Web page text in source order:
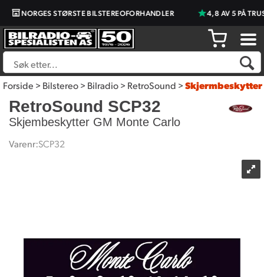
NORGES STØRSTE BILSTEREOFORHANDLER 4,8 AV 5 PÅ
Forside>Bilstereo>Bilradio>RetroSound>Skjermbeskytter
RetroSound SCP32
Skjembeskytter GM Monte Carlo
Varenr:SCP32